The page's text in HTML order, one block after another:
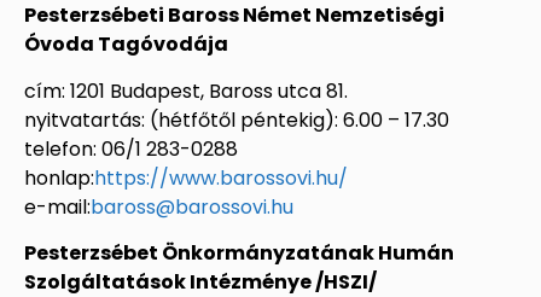
Pesterzsébeti Baross Német Nemzetiségi
Óvoda Tagóvodája
cím: 1201 Budapest, Baross utca 81.
nyitvatartás: (hétfőtől péntekig): 6.00 – 17.30
telefon: 06/1 283-0288
honlap:https://www.barossovi.hu/
e-mail:baross@barossovi.hu
Pesterzsébet Önkormányzatának Humán
Szolgáltatások Intézménye /HSZI/